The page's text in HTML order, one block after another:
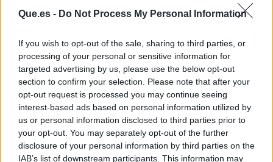
Que.es - Do Not Process My Personal Information
If you wish to opt-out of the sale, sharing to third parties, or
processing of your personal or sensitive information for
targeted advertising by us, please use the below opt-out
section to confirm your selection. Please note that after your
opt-out request is processed you may continue seeing
interest-based ads based on personal information utilized by
us or personal information disclosed to third parties prior to
your opt-out. You may separately opt-out of the further
disclosure of your personal information by third parties on the
IAB’s list of downstream participants. This information may
Para lograr el éxito en la gestión de una clínica
dental, es fundamental prepararse y contar con
herramientas que contribuyan al logro de las
metas trazadas . Una de las herramientas
indispensables es el coachingdental y, en la
asesoría de clínicas dentales AESINERGY,
ofrecen este servicio para alcanzar los
resultados deseados.
Artículo anterior
Artículo siguiente